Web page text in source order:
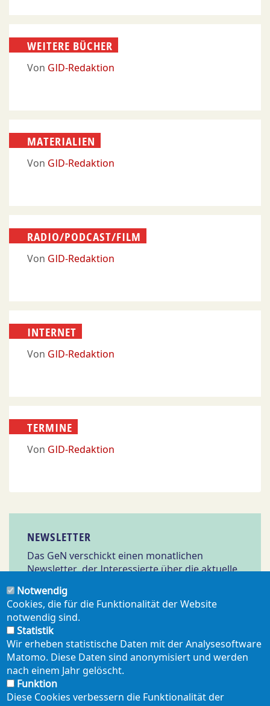
WEITERE BÜCHER
Von GID-Redaktion
MATERIALIEN
Von GID-Redaktion
RADIO/PODCAST/FILM
Von GID-Redaktion
INTERNET
Von GID-Redaktion
TERMINE
Von GID-Redaktion
NEWSLETTER
Das GeN verschickt einen monatlichen
Newsletter, der Interessierte über die aktuelle
Wissenschaft und Politik informiert.
Abonnieren
Notwendig
Cookies, die für die Funktionalität der Website
notwendig sind.
Statistik
Wir erheben statistische Daten mit der Analysesoftware
Matomo. Diese Daten sind anonymisiert und werden
nach einem Jahr gelöscht.
Funktion
Diese Cookies verbessern die Funktionalität der